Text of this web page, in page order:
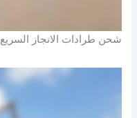
شحن طرادات الانجاز السريع